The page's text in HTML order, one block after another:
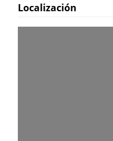
Localización